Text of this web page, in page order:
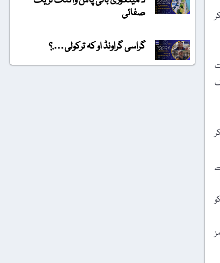
زمین کو
صفائی
گراسی گراونڈ او کہ ترکولی….؟